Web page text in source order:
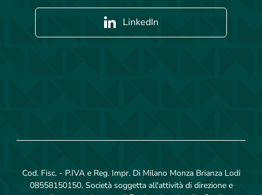
LinkedIn
Cod. Fisc. - P.IVA e Reg. Impr. Di Milano Monza Brianza Lodi
08558150150. Società soggetta all'attività di direzione e